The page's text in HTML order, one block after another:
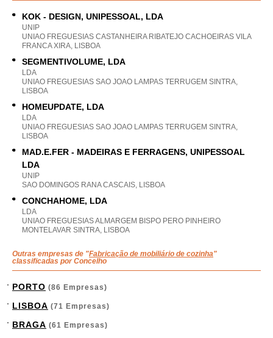
KOK - DESIGN, UNIPESSOAL, LDA
UNIP
UNIAO FREGUESIAS CASTANHEIRA RIBATEJO CACHOEIRAS VILA
FRANCA XIRA, LISBOA
SEGMENTIVOLUME, LDA
LDA
UNIAO FREGUESIAS SAO JOAO LAMPAS TERRUGEM SINTRA,
LISBOA
HOMEUPDATE, LDA
LDA
UNIAO FREGUESIAS SAO JOAO LAMPAS TERRUGEM SINTRA,
LISBOA
MAD.E.FER - MADEIRAS E FERRAGENS, UNIPESSOAL
LDA
UNIP
SAO DOMINGOS RANA CASCAIS, LISBOA
CONCHAHOME, LDA
LDA
UNIAO FREGUESIAS ALMARGEM BISPO PERO PINHEIRO
MONTELAVAR SINTRA, LISBOA
Outras empresas de "Fabricação de mobiliário de cozinha"
classificadas por Concelho
PORTO (86 Empresas)
LISBOA (71 Empresas)
BRAGA (61 Empresas)